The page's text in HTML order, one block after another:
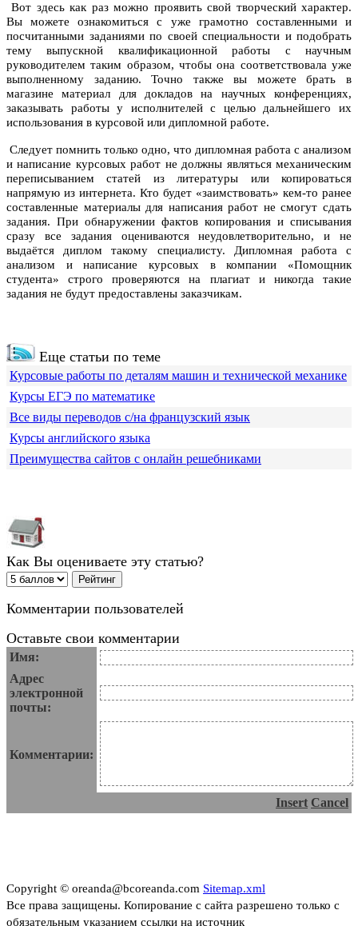
Вот здесь как раз можно проявить свой творческий характер.
Вы можете ознакомиться с уже грамотно составленными и
посчитанными заданиями по своей специальности и подобрать
тему выпускной квалификационной работы с научным
руководителем таким образом, чтобы она соответствовала уже
выполненному заданию. Точно также вы можете брать в
магазине материал для докладов на научных конференциях,
заказывать работы у исполнителей с целью дальнейшего их
использования в курсовой или дипломной работе.
Следует помнить только одно, что дипломная работа с анализом
и написание курсовых работ не должны являться механическим
переписыванием статей из литературы или копироваться
напрямую из интернета. Кто будет «заимствовать» кем-то ранее
составленные материалы для написания работ не смогут сдать
задания. При обнаружении фактов копирования и списывания
сразу все задания оцениваются неудовлетворительно, и не
выдаётся диплом такому специалисту. Дипломная работа с
анализом и написание курсовых в компании «Помощник
студента» строго проверяются на плагиат и никогда такие
задания не будут предоставлены заказчикам.
Еще статьи по теме
Курсовые работы по деталям машин и технической механике
Курсы ЕГЭ по математике
Все виды переводов с/на французский язык
Курсы английского языка
Преимущества сайтов с онлайн решебниками
Как Вы оцениваете эту статью?
Комментарии пользователей
Оставьте свои комментарии
Имя:
Адрес
электронной
почты:
Комментарии:
Insert Cancel
Copyright © oreanda@bcoreanda.com Sitemap.xml
Все права защищены. Копирование с сайта разрешено только с
обязательным указанием ссылки на источник